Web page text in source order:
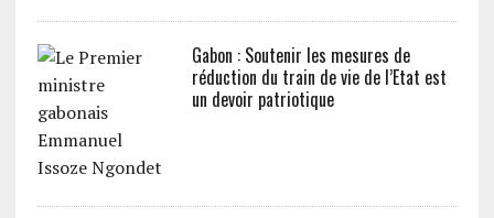
Gabon : Soutenir les mesures de
réduction du train de vie de l’Etat est
un devoir patriotique